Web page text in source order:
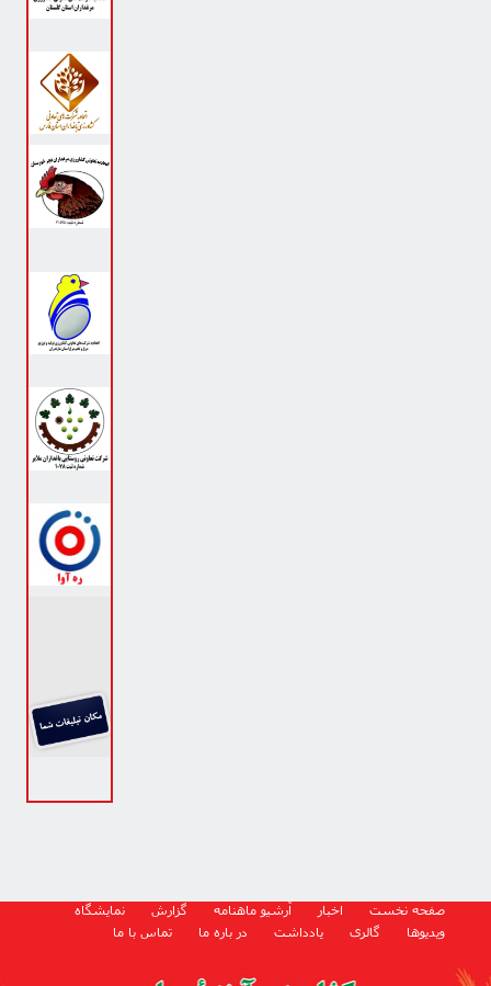
صفحه نخست اخبار آرشیو ماهنامه گزارش
نمایشگاه
ویدیوها
گالری یادداشت در باره ما تماس با ما